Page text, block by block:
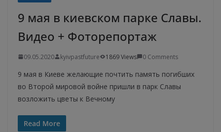
9 мая в киевском парке Славы.
Видео + Фоторепортаж
09.05.2020 kyivpastfuture 1869 Views 0 Comments
9 мая в Киеве желающие почтить память погибших
во Второй мировой войне пришли в парк Славы
возложить цветы к Вечному
Read More